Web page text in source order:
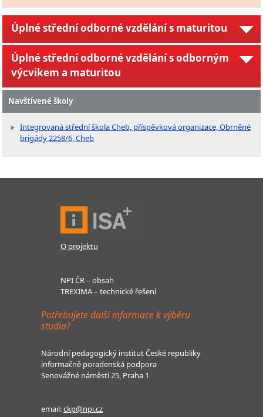
Úplné střední odborné vzdělání s maturitou
Úplné střední odborné vzdělání s odborným
výcvikem a maturitou
Navštívené školy
Integrovaná střední škola Cheb, příspěvková organizace, Obrněné
brigády 2258/6, Cheb
O projektu
NPI ČR – obsah
TREXIMA – technické řešení
Potřebujete další informace k výběru
studia?
Národní pedagogický institut České republiky
informačně poradenská podpora
Senovážné náměstí 25, Praha 1
email:ckp@npi.cz